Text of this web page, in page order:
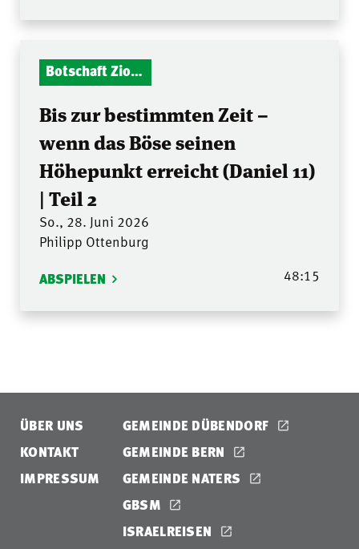
Botschaft Zionshalle
Bis zur bestimmten Zeit –
wenn das Böse seinen
Höhepunkt erreicht (Daniel 11)
| Teil 2
So., 28. Juni 2026
Philipp Ottenburg
ABSPIELEN 48:15
ÜBER UNS
KONTAKT
IMPRESSUM
GEMEINDE DÜBENDORF
GEMEINDE BERN
GEMEINDE NATERS
GBSM
ISRAELREISEN